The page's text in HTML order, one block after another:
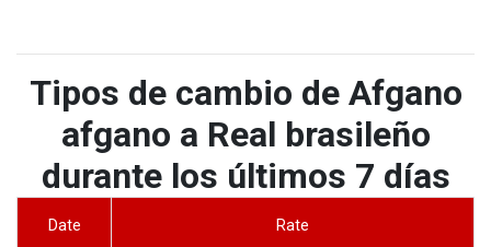
Tipos de cambio de Afgano
afgano a Real brasileño
durante los últimos 7 días
Date Rate